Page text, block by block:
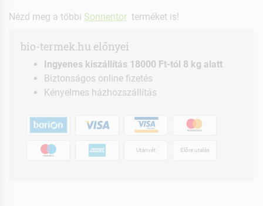
Nézd meg a többi Sonnentor terméket is!
bio-termek.hu előnyei
Ingyenes kiszállítás 18000 Ft-tól 8 kg alatt
Biztonságos online fizetés
Kényelmes házhozszállítás
Utánvét Előre utalás